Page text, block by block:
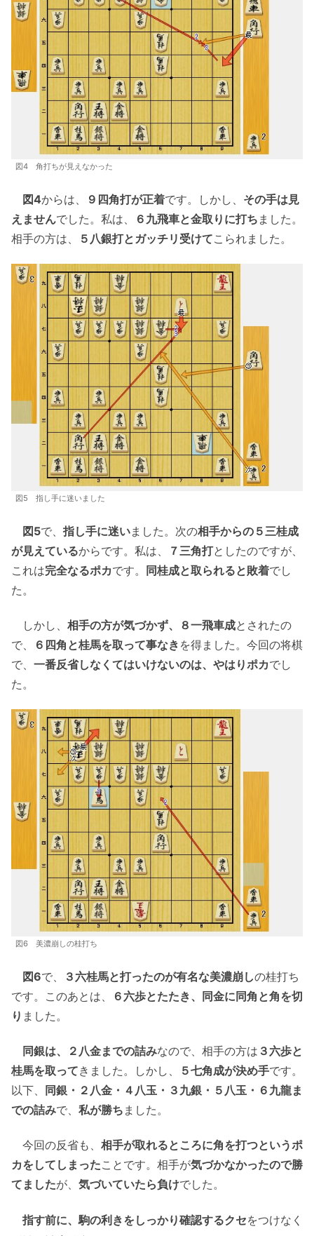
図4 角打ちが見えなかった
図4からは、 ９四角打が正着です。しかし、 その手は見
えませんでした。私は、 ６九飛車と金取りに打ち ました。
相手の方は、
５八銀打とガッチリ受けてこられました。
図5 指し手に迷いました
図5で、 指し手に迷いました。次の相手からの５三桂成
が見えているからです。私は、 ７三角打としたのですが、
これは完全なるポカです。 同桂成と取られると敗着でし
た。
しかし、 相手の方が気づかず、８一飛車成とされたの
で、
６四角と桂馬を取って事なき を得ました。今回の将棋
で、 一番反省しなくてはいけないのは、やはりポカでし
た。
図6 美濃崩しの桂打ち
図6で、 ３六桂馬と打ったのが有名な美濃崩しの桂打ち
です。このあとは、
６六歩とたたき、同金に同角と角を切
り ました。
同銀は、２八金までの詰みなので、相手の方は ３六歩と
桂馬を取ってきました。しかし、 ５七角成が決め手です。
以下、
同銀・２八金・４八玉・３九銀・５八玉・６九龍ま
での詰みで、 私が勝ち ました。
今回の反省も、 相手が取れるところに角を打つというポ
カをしてしまったことです。相手が気づかなかったので勝
てましたが、 気づいていたら負けでした。
指す前に、駒の利きをしっかり確認するクセをつけなく